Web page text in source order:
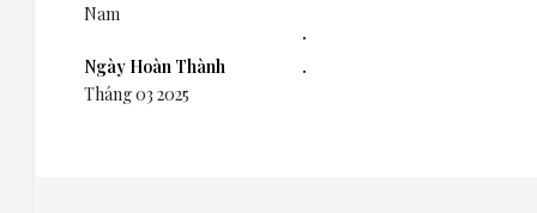
Nam
Ngày Hoàn Thành
Tháng 03 2025
.
.